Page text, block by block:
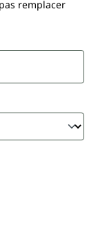
remplacer